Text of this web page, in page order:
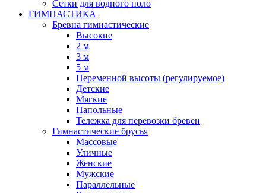
Сетки для водного поло
ГИМНАСТИКА
Бревна гимнастические
Высокие
2 м
3 м
5 м
Переменной высоты (регулируемое)
Детские
Мягкие
Напольные
Тележка для перевозки бревен
Гимнастические брусья
Массовые
Уличные
Женские
Мужские
Параллельные